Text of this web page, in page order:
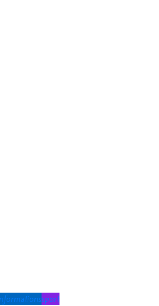
sport